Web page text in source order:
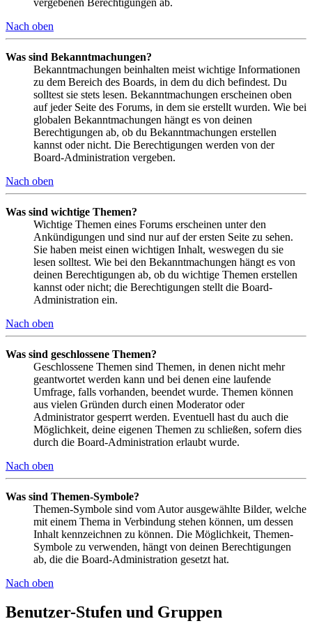
Nach oben
Was sind Bekanntmachungen?
Bekanntmachungen beinhalten meist wichtige Informationen
zu dem Bereich des Boards, in dem du dich befindest. Du
solltest sie stets lesen. Bekanntmachungen erscheinen oben
auf jeder Seite des Forums, in dem sie erstellt wurden. Wie bei
globalen Bekanntmachungen hängt es von deinen
Berechtigungen ab, ob du Bekanntmachungen erstellen
kannst oder nicht. Die Berechtigungen werden von der
Board-Administration vergeben.
Nach oben
Was sind wichtige Themen?
Wichtige Themen eines Forums erscheinen unter den
Ankündigungen und sind nur auf der ersten Seite zu sehen.
Sie haben meist einen wichtigen Inhalt, weswegen du sie
lesen solltest. Wie bei den Bekanntmachungen hängt es von
deinen Berechtigungen ab, ob du wichtige Themen erstellen
kannst oder nicht; die Berechtigungen stellt die Board-
Administration ein.
Nach oben
Was sind geschlossene Themen?
Geschlossene Themen sind Themen, in denen nicht mehr
geantwortet werden kann und bei denen eine laufende
Umfrage, falls vorhanden, beendet wurde. Themen können
aus vielen Gründen durch einen Moderator oder
Administrator gesperrt werden. Eventuell hast du auch die
Möglichkeit, deine eigenen Themen zu schließen, sofern dies
durch die Board-Administration erlaubt wurde.
Nach oben
Was sind Themen-Symbole?
Themen-Symbole sind vom Autor ausgewählte Bilder, welche
mit einem Thema in Verbindung stehen können, um dessen
Inhalt kennzeichnen zu können. Die Möglichkeit, Themen-
Symbole zu verwenden, hängt von deinen Berechtigungen
ab, die die Board-Administration gesetzt hat.
Nach oben
Benutzer-Stufen und Gruppen